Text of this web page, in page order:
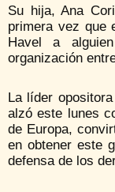
Su hija, Ana
primera vez que
Havel a
organización
La líder
alzó este lunes
de Europa,
en obtener este
defensa de los